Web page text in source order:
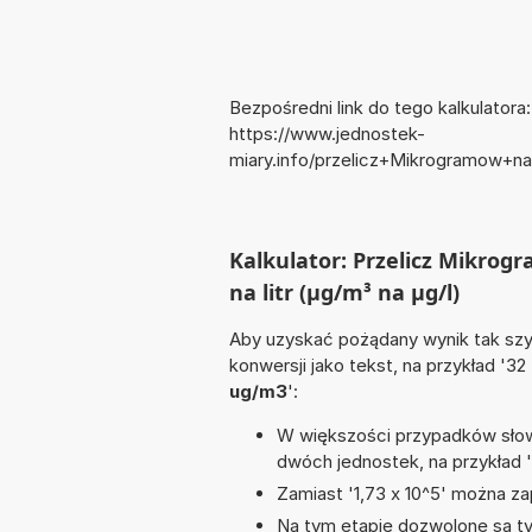
Bezpośredni link do tego kalkulatora:
https://www.jednostek-
miary.info/
Kalkulator: Przelicz
na litr (µg/m³ na µg/l)
Aby uzyskać pożądany wynik tak
konwersji jako tekst, na przykład '32
ug/m3':
W większości przypadków
dwóch jednostek, na
Zamiast '1,73 x 10^5' można
Na tym etapie dozwolone są